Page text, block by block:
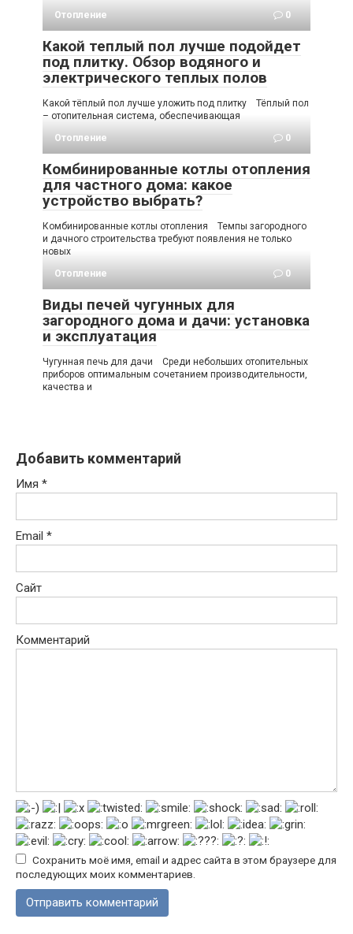
Отопление
0
Какой теплый пол лучше подойдет
под плитку. Обзор водяного и
электрического теплых полов
Какой тёплый пол лучше уложить под плитку Тёплый пол
– отопительная система, обеспечивающая
Отопление
0
Комбинированные котлы отопления
для частного дома: какое
устройство выбрать?
Комбинированные котлы отопления Темпы загородного
и дачного строительства требуют появления не только
новых
Отопление
0
Виды печей чугунных для
загородного дома и дачи: установка
и эксплуатация
Чугунная печь для дачи Среди небольших отопительных
приборов оптимальным сочетанием производительности,
качества и
Добавить комментарий
Имя *
Email *
Сайт
Комментарий
Сохранить моё имя, email и адрес сайта в этом браузере для
последующих моих комментариев.